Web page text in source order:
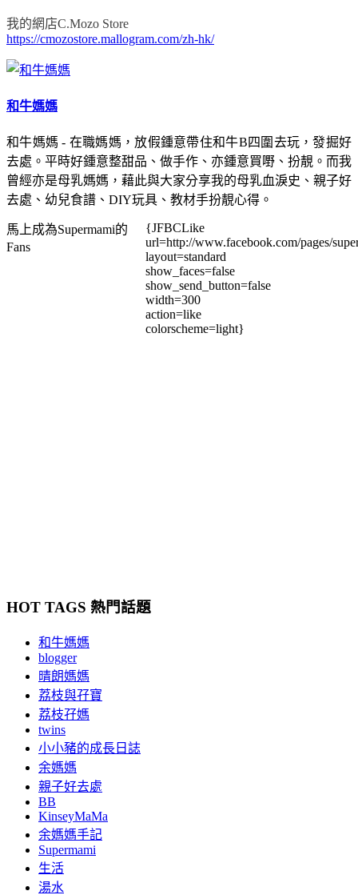
我的網店C.Mozo Store
https://cmozostore.mallogram.com/zh-hk/
和牛媽媽
和牛媽媽 - 在職媽媽，放假鍾意帶住和牛B四圍去玩，發掘好
去處。平時好鍾意整甜品、做手作、亦鍾意買嘢、扮靚。而我
曾經亦是母乳媽媽，藉此與大家分享我的母乳血淚史、親子好
去處、幼兒食譜、DIY玩具、教材手扮靚心得。
馬上成為Supermami的
Fans
{JFBCLike
url=http://www.facebook.com/pages/
layout=standard
show_faces=false
show_send_button=false
width=300
action=like
colorscheme=light}
HOT TAGS 熱門話題
和牛媽媽
blogger
晴朗媽媽
荔枝與孖寶
荔枝孖媽
twins
小小豬的成長日誌
余媽媽
親子好去處
BB
KinseyMaMa
余媽媽手記
Supermami
生活
湯水